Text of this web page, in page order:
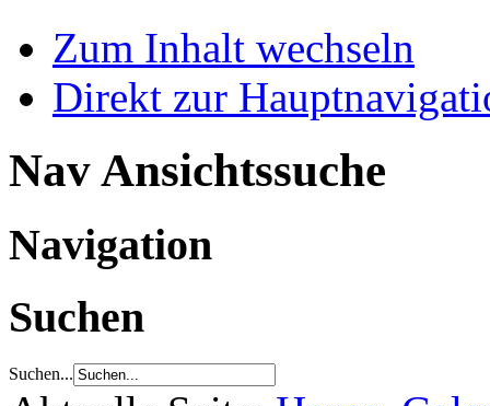
Zum Inhalt wechseln
Direkt zur
Nav Ansichtssuche
Navigation
Suchen
Suchen...